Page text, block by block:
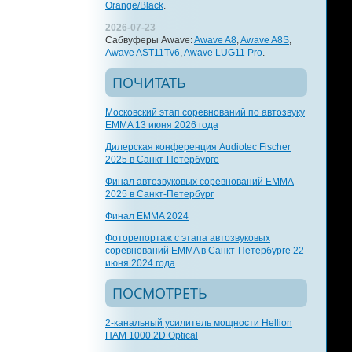
Orange/Black.
2026-07-23
Сабвуферы Awave:Awave A8,Awave A8S,
Awave AST11Tv6,Awave LUG11 Pro.
ПОЧИТАТЬ
Московский этап соревнований по автозвуку
EMMA 13 июня 2026 года
Дилерская конференция Audiotec Fischer
2025 в Санкт-Петербурге
Финал автозвуковых соревнований EMMA
2025 в Санкт-Петербург
Финал EMMA 2024
Фоторепортаж с этапа автозвуковых
соревнований EMMA в Санкт-Петербурге 22
июня 2024 года
ПОСМОТРЕТЬ
2-канальный усилитель мощности Hellion
HAM 1000.2D Optical